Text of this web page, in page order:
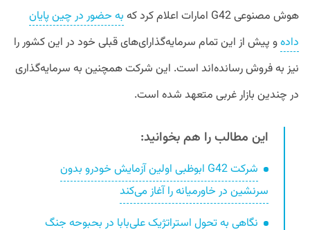
هوش مصنوعی G42 امارات اعلام کرد که
به حضور در چین پایان
دادهو پیش از این تمام سرمایه‌گذارای‌های قبلی خود در این کشور را
نیز به فروش رسانده‌اند است. این شرکت همچنین به سرمایه‌گذاری
در چندین بازار غربی متعهد شده است.
این مطالب را هم بخوانید:
شرکت G42 ابوظبی اولین آزمایش خودرو بدون
سرنشین در خاورمیانه را آغاز می‌کند
نگاهی به تحول استراتژیک علی‌بابا در بحبوحه جنگ